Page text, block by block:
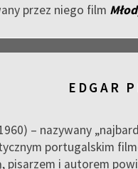
przez niego film
EDGAR
– nazywany
portugalskim
pisarzem i autorem